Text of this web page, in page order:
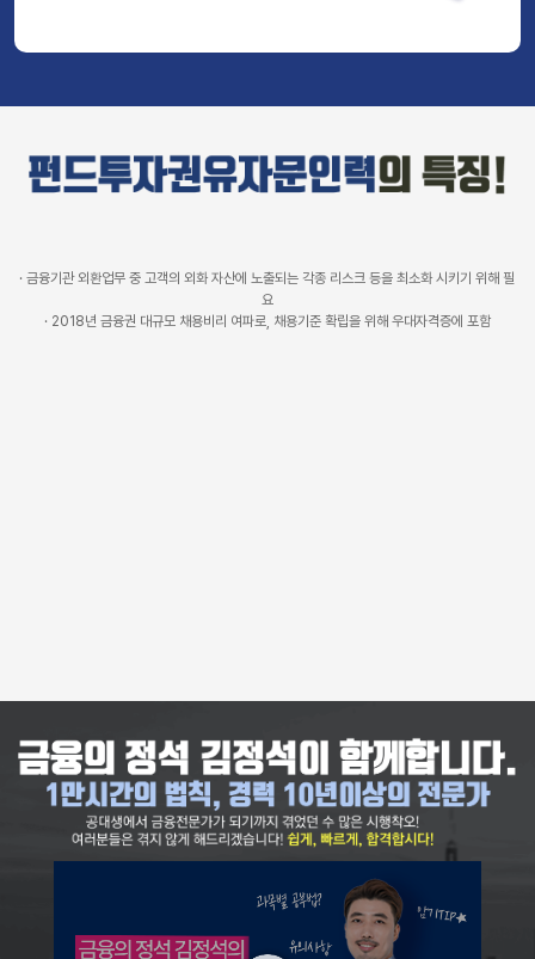
· 금융기관 외환업무 중 고객의 외화 자산에 노출되는 각종 리스크 등을 최소화 시키기 위해 필
요
· 2018년 금융권 대규모 채용비리 여파로, 채용기준 확립을 위해 우대자격증에 포함